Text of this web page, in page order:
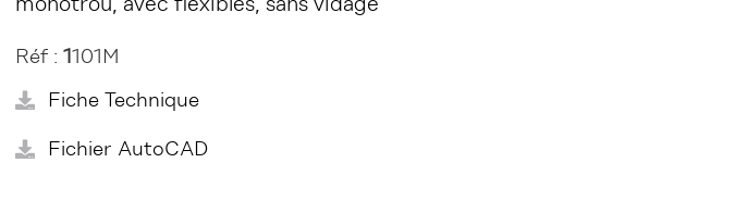
Réf : 1101M
Fiche Technique
Fichier AutoCAD